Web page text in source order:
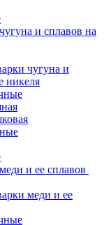
и сплавов на
чугуна и
никеля
и ее сплавов
меди и ее